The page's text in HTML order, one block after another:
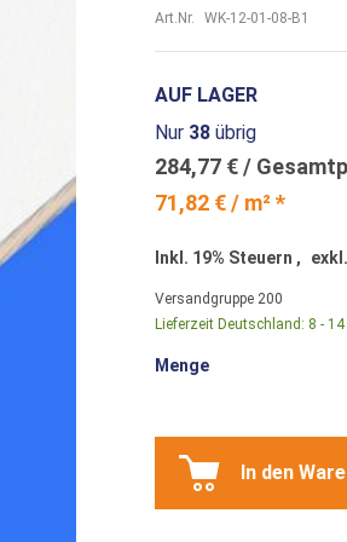
Art.Nr. WK-12-01-08-B1
AUF LAGER
Nur 38 übrig
71,82 € / m² *
284,77 €
Inkl. 19% Steuern ,
Versandgruppe 200
Lieferzeit Deutschland: 8 -
Menge
In den